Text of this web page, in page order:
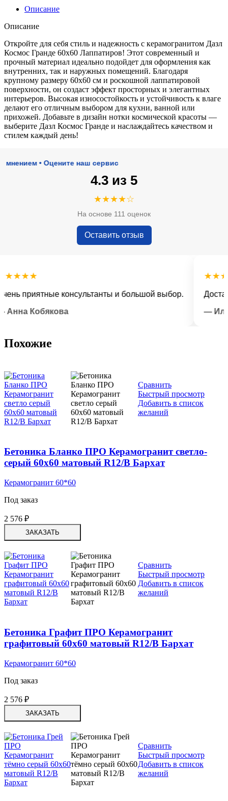
Описание
Описание
Откройте для себя стиль и надежность с керамогранитом Дазл
Космос Гранде 60х60 Лаппатиров! Этот современный и
прочный материал идеально подойдет для оформления как
внутренних, так и наружных помещений. Благодаря
крупному размеру 60х60 см и роскошной лаппатировой
поверхности, он создаст эффект просторных и элегантных
интерьеров. Высокая износостойкость и устойчивость к влаге
делают его отличным выбором для кухни, ванной или
прихожей. Добавьте в дизайн нотки космической красоты —
выберите Дазл Космос Гранде и наслаждайтесь качеством и
стилем каждый день!
• Оцените наш сервис
4.3 из 5
★★★★☆
На основе 111 оценок
Оставить отзыв
приятные консультанты и большой выбор.
Кобякова
— Илья
Похожие
Сравнить
Быстрый просмотр
Добавить в список
желаний
Бетоника Бланко ПРО Керамогранит светло-
серый 60х60 матовый R12/B Бархат
Керамогранит 60*60
Под заказ
2 576 ₽
ЗАКАЗАТЬ
Сравнить
Быстрый просмотр
Добавить в список
желаний
Бетоника Графит ПРО Керамогранит
графитовый 60х60 матовый R12/B Бархат
Керамогранит 60*60
Под заказ
2 576 ₽
ЗАКАЗАТЬ
Сравнить
Быстрый просмотр
Добавить в список
желаний